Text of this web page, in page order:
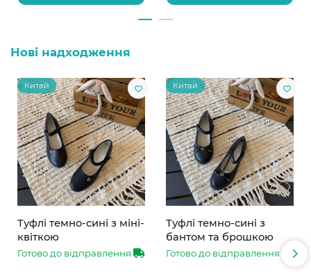
Нові надходження
Китай
Туфлі темно-сині з міні-
квіткою
Готово до відправлення
Китай
Туфлі темно-сині з
бантом та брошкою
Готово до відправлення